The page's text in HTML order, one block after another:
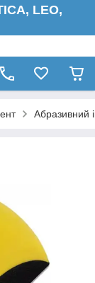
LEO,
Абразивний